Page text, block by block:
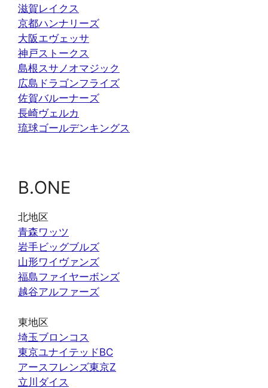
滋賀レイクス
京都ハンナリーズ
大阪エヴェッサ
神戸ストークス
島根スサノオマジック
広島ドラゴンフライズ
佐賀バルーナーズ
長崎ヴェルカ
琉球ゴールデンキングス
B.ONE
北地区
青森ワッツ
岩手ビッグブルズ
山形ワイヴァンズ
福島ファイヤーボンズ
越谷アルファーズ
東地区
埼玉ブロンコス
東京ユナイテッドBC
アースフレンズ東京Z
立川ダイス